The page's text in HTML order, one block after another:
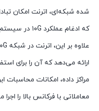
شده شبکه‌ای، اترنت امکان
که ادغام عملکرد ۱۰G در سیستم‌های فعلی را آسان‌تر می‌کند.
ارائه می‌دهد که آن را برای
مراکز داده، امکانات
معاملاتی با فرکانس بالا را